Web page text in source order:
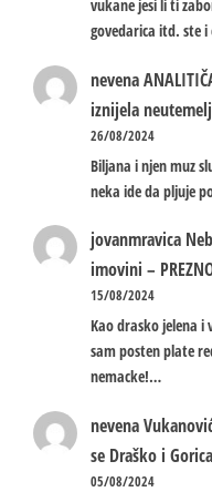
vukane jesi li ti
govedarica itd. ste
nevena
iznijela
26/08/2024
Biljana i njen muz
neka ide da pljuje
jovanmravica
imovini –
15/08/2024
Kao drasko jelena i
sam posten plate
nemacke!…
nevena
se Draško i Gorica
05/08/2024